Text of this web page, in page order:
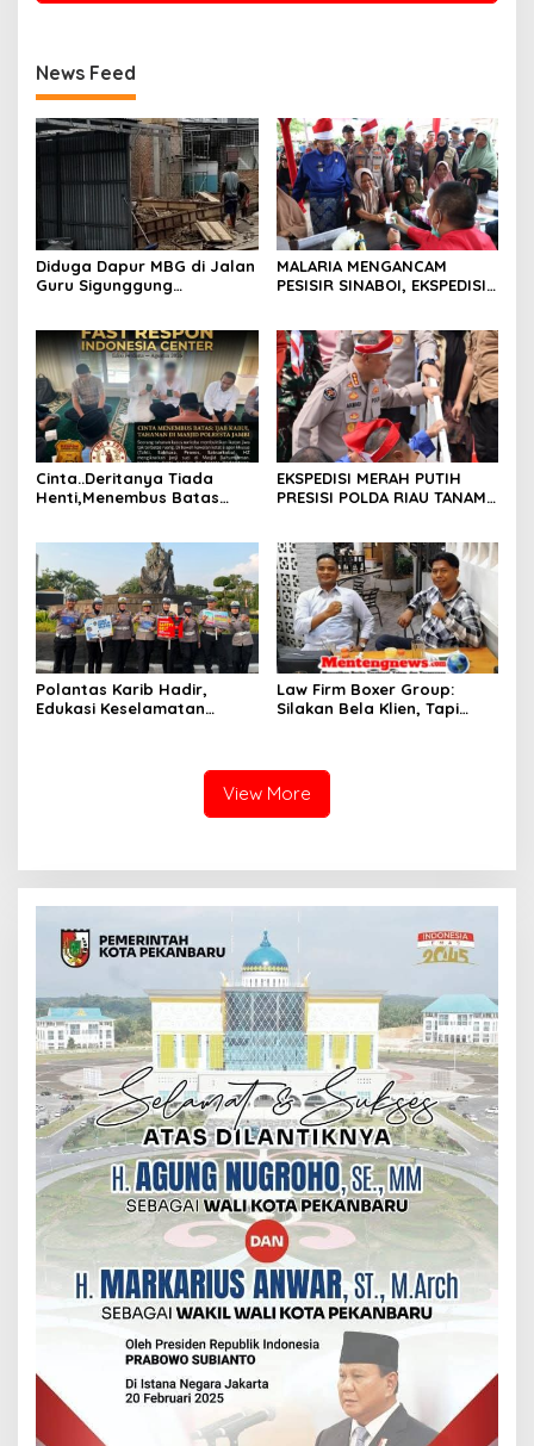
News Feed
Diduga Dapur MBG di Jalan
Guru Sigunggung
Keluhkan Bau Limbah yang
Menyengat.
MALARIA MENGANCAM
PESISIR SINABOI, EKSPEDISI
PELAYANAN KESEHATAN
GRATIS
Cinta..Deritanya Tiada
Henti,Menembus Batas
EKSPEDISI MERAH PUTIH
PRESISI POLDA RIAU TANAM
BANTUAN UNTUK
MASYARAKAT PESISIR
SINABOI
Polantas Karib Hadir,
Edukasi Keselamatan
Law Firm Boxer Group:
Silakan Bela Klien, Tapi
Membawa-bawa Nama Pak
Wali
View More